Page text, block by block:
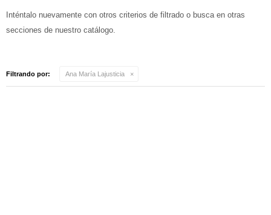
Inténtalo nuevamente con otros criterios de filtrado o busca en otras
secciones de nuestro catálogo.
Filtrando por: Ana María Lajusticia